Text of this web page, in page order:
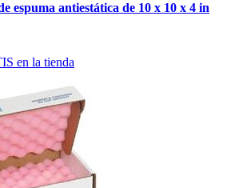
espuma antiestática de 10 x 10 x 4 in
en la tienda